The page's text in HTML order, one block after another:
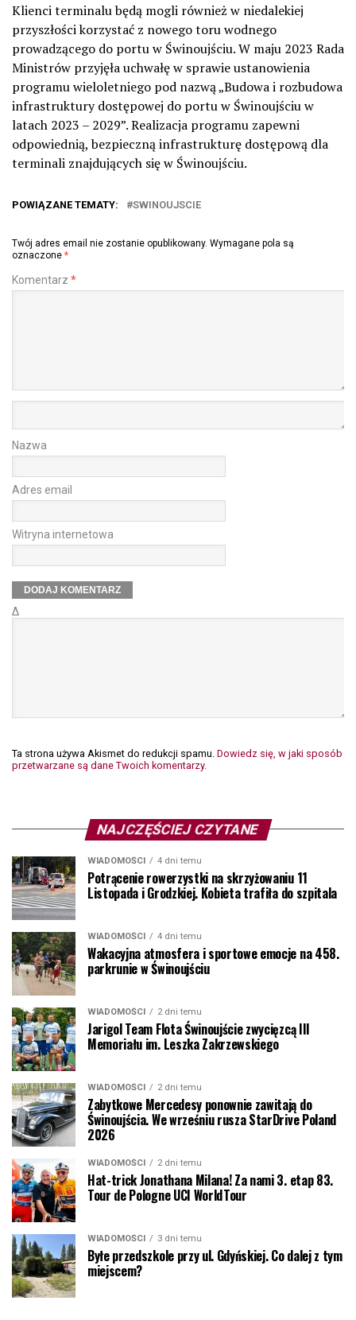
Klienci terminalu będą mogli również w niedalekiej
przyszłości korzystać z nowego toru wodnego
prowadzącego do portu w Świnoujściu. W maju 2023 Rada
Ministrów przyjęła uchwałę w sprawie ustanowienia
programu wieloletniego pod nazwą „Budowa i rozbudowa
infrastruktury dostępowej do portu w Świnoujściu w
latach 2023 – 2029”. Realizacja programu zapewni
odpowiednią, bezpieczną infrastrukturę dostępową dla
terminali znajdujących się w Świnoujściu.
POWIĄZANE TEMATY: SWINOUJSCIE
Twój adres email nie zostanie opublikowany. Wymagane pola są
oznaczone *
Komentarz *
Nazwa
Adres email
Witryna internetowa
Δ
Ta strona używa Akismet do redukcji spamu. Dowiedz się, w jaki sposób
przetwarzane są dane Twoich komentarzy.
NAJCZĘŚCIEJ CZYTANE
WIADOMOŚCI 4 dni temu
Potrącenie rowerzystki na skrzyżowaniu 11
Listopada i Grodzkiej. Kobieta trafiła do szpitala
WIADOMOŚCI 4 dni temu
Wakacyjna atmosfera i sportowe emocje na 458.
parkrunie w Świnoujściu
WIADOMOŚCI 2 dni temu
Jarigol Team Flota Świnoujście zwycięzcą III
Memoriału im. Leszka Zakrzewskiego
WIADOMOŚCI 2 dni temu
Zabytkowe Mercedesy ponownie zawitają do
Świnoujścia. We wrześniu rusza StarDrive Poland
2026
WIADOMOŚCI 2 dni temu
Hat-trick Jonathana Milana! Za nami 3. etap 83.
Tour de Pologne UCI WorldTour
WIADOMOŚCI 3 dni temu
Byłe przedszkole przy ul. Gdyńskiej. Co dalej z tym
miejscem?